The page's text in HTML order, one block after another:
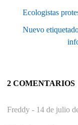
Ecologistas
Nuevo
2 COMENTARIOS
Freddy - 14 de julio